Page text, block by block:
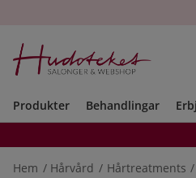
Produkter Behandlingar
Hem Hårvård Hårtreatments